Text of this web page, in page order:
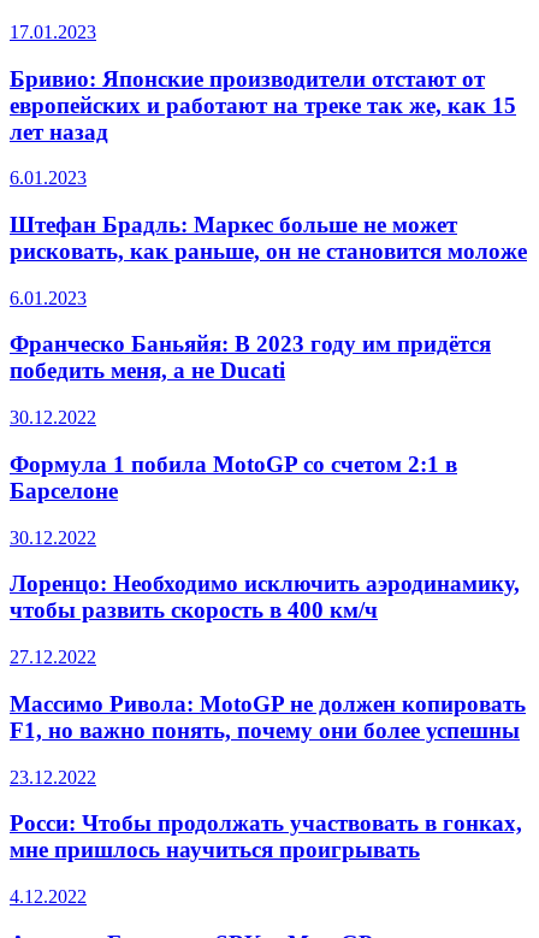
17.01.2023
Бривио: Японские производители отстают от
европейских и работают на треке так же, как 15
лет назад
6.01.2023
Штефан Брадль: Маркес больше не может
рисковать, как раньше, он не становится моложе
6.01.2023
Франческо Баньяйя: В 2023 году им придётся
победить меня, а не Ducati
30.12.2022
Формула 1 побила MotoGP со счетом 2:1 в
Барселоне
30.12.2022
Лоренцо: Необходимо исключить аэродинамику,
чтобы развить скорость в 400 км/ч
27.12.2022
Массимо Ривола: MotoGP не должен копировать
F1, но важно понять, почему они более успешны
23.12.2022
Росси: Чтобы продолжать участвовать в гонках,
мне пришлось научиться проигрывать
4.12.2022